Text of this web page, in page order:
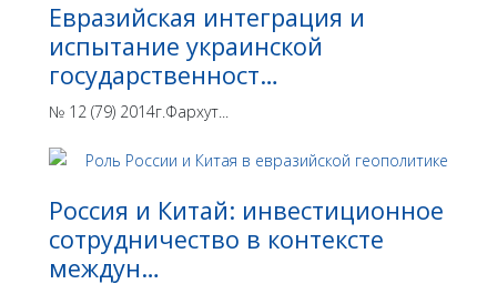
Евразийская интеграция и
испытание украинской
государственност…
№ 12 (79) 2014г.Фархут...
Россия и Китай: инвестиционное
сотрудничество в контексте
междун…